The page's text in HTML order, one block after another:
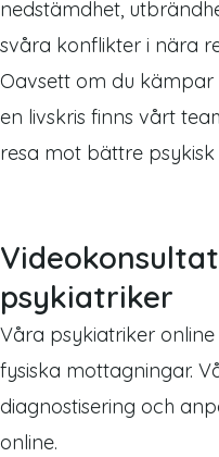
nedstämdhet,
svåra konflikter i nära
Oavsett om du
en livskris finns vårt
resa mot bättre psykisk
psykiatriker
Våra psykiatriker
fysiska mottagningar.
diagnostisering och
online.